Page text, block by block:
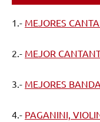
1.- MEJORES
2.- MEJOR
3.- MEJORES
4.- PAGANINI,